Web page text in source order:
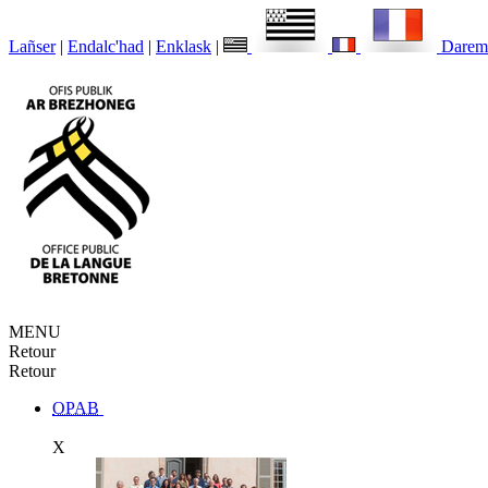
Lañser | Endalc'had | Enklask |
MENU
Retour
Retour
OPAB
X